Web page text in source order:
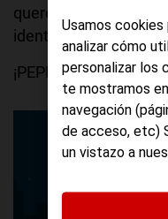
queremos dar otro
identificar quién te
¡PEPEESCUDO is in
Usamos
analizar cómo
personalizar los
te mostramos
navegación
de acceso, etc)
un vistazo a